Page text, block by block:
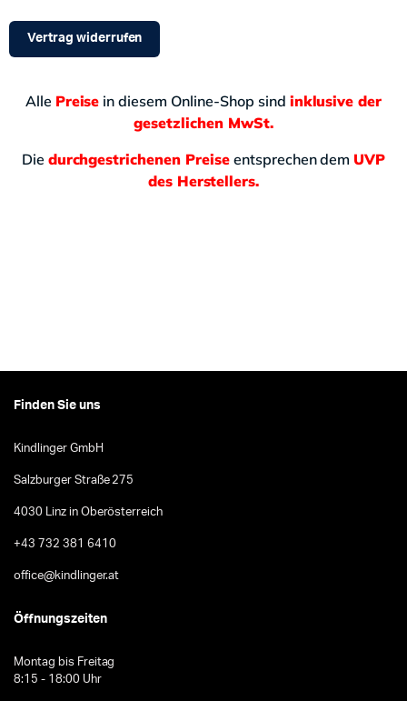
Vertrag widerrufen
Alle Preise in diesem Online-Shop sind inklusive der
gesetzlichen MwSt.
Die durchgestrichenen Preiseentsprechen dem UVP
des Herstellers.
Finden Sie uns
Kindlinger GmbH
Salzburger Straße 275
4030 Linz in Oberösterreich
+43 732 381 6410
office@kindlinger.at
Öffnungszeiten
Montag bis Freitag
8:15 - 18:00 Uhr